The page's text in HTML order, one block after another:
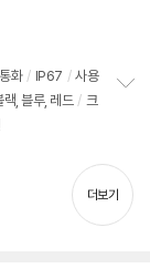
화 / IP67 / 사용
랙, 블루, 레드 / 크
기
더보기